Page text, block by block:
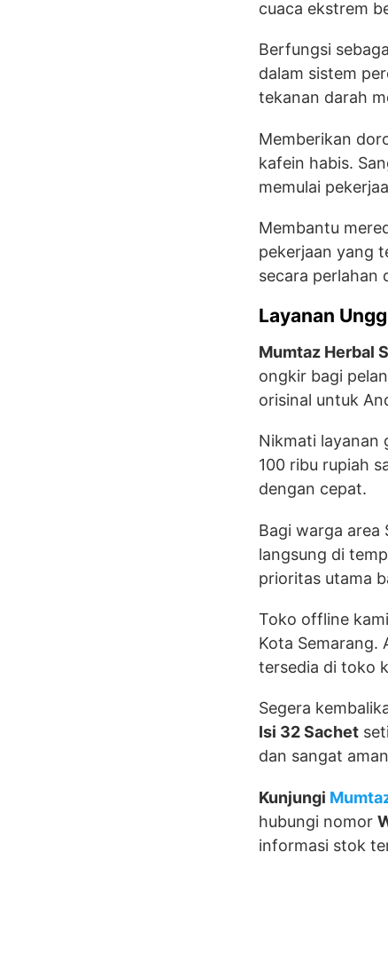
cuaca ekstrem
Berfungsi
dalam sistem
tekanan darah
Memberikan
kafein habis.
memulai
Membantu
pekerjaan yang
secara perlahan
Layanan
Mumtaz Herbal
ongkir bagi
orisinal untuk
Nikmati layanan
100 ribu rupiah
dengan cepat.
Bagi warga area
langsung di
prioritas utama
Toko offline
Kota Semarang.
tersedia di toko
Segera
Isi 32 Sachet
dan sangat
Kunjungi
hubungi nomor
informasi stok